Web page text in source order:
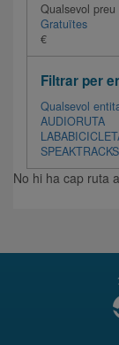
Qualsevol preu
Gratuïtes
€
Filtrar per
Qualsevol
AUDIORUTA
SPEAKTRACKS
No hi ha cap ruta